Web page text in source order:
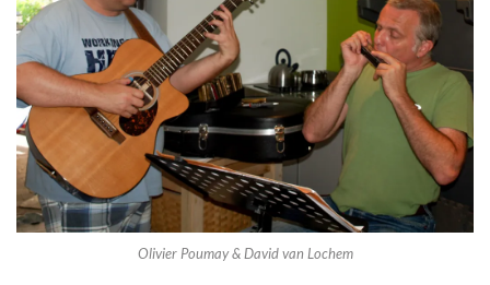
Olivier Poumay & David van Lochem